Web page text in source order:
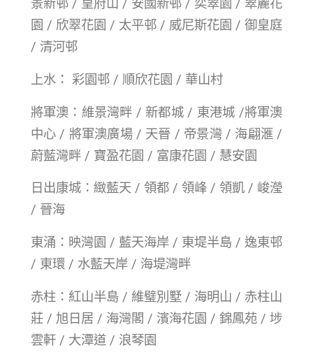
景新邨 / 皇府山 / 安國新邨 / 奕翠園 / 翠麗花
園 / 欣翠花園 / 太平邨 / 威尼斯花園 / 御皇庭
/ 清河邨
上水： 彩園邨 / 順欣花園 / 華山村
將軍澳：維景灣畔 / 新都城 / 東港城 /將軍澳
中心 / 將軍澳廣場 / 天晉 / 帝景灣 / 海翩滙 /
蔚藍灣畔 / 寶盈花園 / 富康花園 / 慧安園
日出康城：緻藍天 / 領都 / 領峰 / 領凱 / 峻瀅
/ 晉海
東涌：映灣園 / 藍天海岸 / 東堤半島 / 逸東邨
/ 東環 / 水藍天岸 / 海堤灣畔
赤柱：紅山半島 / 維璧別墅 / 海明山 / 赤柱山
莊 / 旭日居 / 海灣閣 / 濱海花園 / 錦鳳苑 / 埗
雲軒 / 大潭道 / 浪琴園